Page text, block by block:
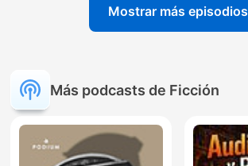
Mostrar más episodios
Más podcasts de Ficción